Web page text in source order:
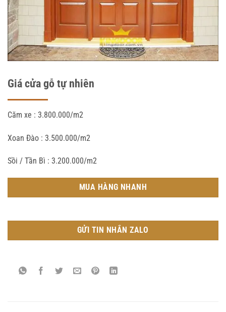
Giá cửa gỗ tự nhiên
Căm xe : 3.800.000/m2
Xoan Đào : 3.500.000/m2
Sồi / Tần Bì : 3.200.000/m2
MUA HÀNG NHANH
GỬI TIN NHẮN ZALO